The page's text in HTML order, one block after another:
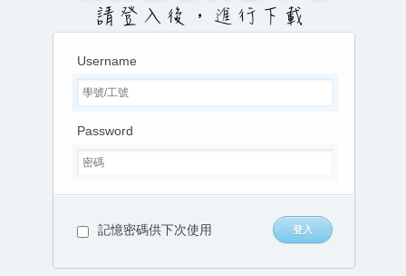
Username
Password
記憶密碼供下次使用